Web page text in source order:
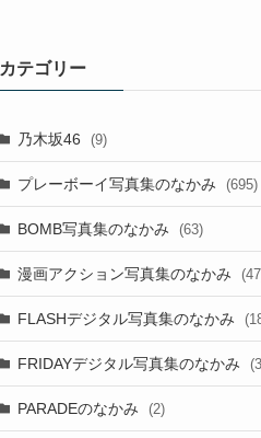
カテゴリー
乃木坂46 (9)
プレーボーイ写真集のなかみ (695)
BOMB写真集のなかみ (63)
漫画アクション写真集のなかみ
FLASHデジタル写真集のなかみ
FRIDAYデジタル写真集のなかみ
PARADEのなかみ (2)